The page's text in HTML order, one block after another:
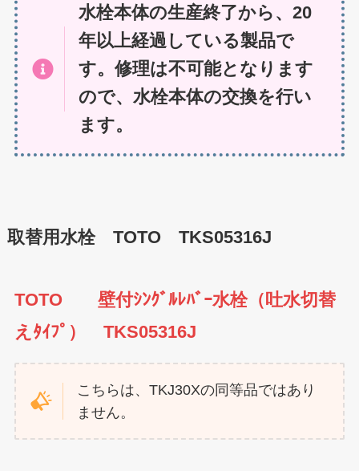
水栓本体の生産終了から、20
年以上経過している製品で
す。修理は不可能となります
ので、水栓本体の交換を行い
ます。
取替用水栓 TOTO TKS05316J
TOTO 壁付ｼﾝｸﾞﾙﾚﾊﾞｰ水栓（吐水切替
えﾀｲﾌﾟ） TKS05316J
こちらは、TKJ30Xの同等品ではあり
ません。